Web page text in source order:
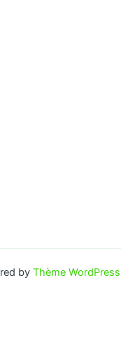
by Thème WordPress